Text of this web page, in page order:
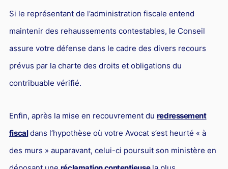
Si le représentant de l’administration fiscale entend
maintenir des rehaussements contestables, le Conseil
assure votre défense dans le cadre des divers recours
prévus par la charte des droits et obligations du
contribuable vérifié.
Enfin, après la mise en recouvrement du redressement
fiscaldans l’hypothèse où votre Avocat s’est heurté « à
des murs » auparavant, celui-ci poursuit son ministère en